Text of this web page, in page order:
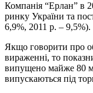
Компанія “Ерлан” в
ринку України та
6,9%, 2011 р. – 9,5%).
Якщо говорити про
вираженні, то
випущено майже 80
випускаються під